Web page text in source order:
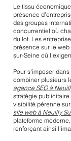
Le tissu
présence
des groupes
concurrentiel où
du lot. Les
présence sur le
sur-Seine où
Pour s’imposer
combiner plusieurs
agence SEO à
stratégie
visibilité pérenne
site web à Neuilly
plateforme
renforçant ainsi